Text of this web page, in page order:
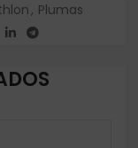
, Plumas